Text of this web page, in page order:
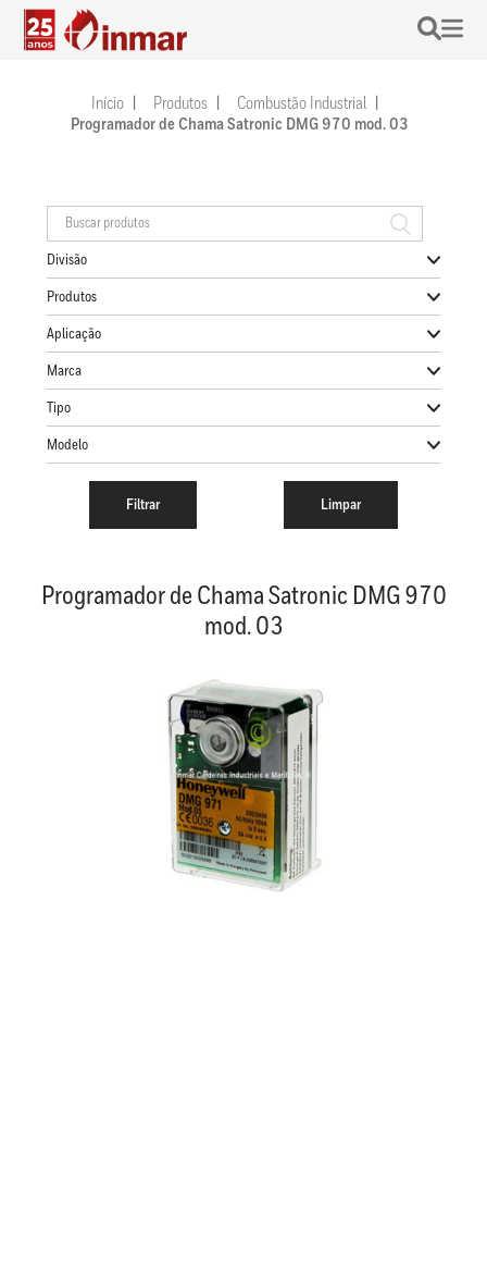
Início Produtos
Combustão Industrial
Programador de Chama Satronic DMG 970 mod. 03
Divisão
Produtos
Aplicação
Marca
Tipo
Modelo
Programador de Chama Satronic DMG 970
mod. 03